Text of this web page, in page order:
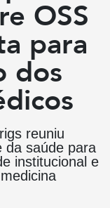
OSS
para
dos
reuniu
da saúde para
institucional e